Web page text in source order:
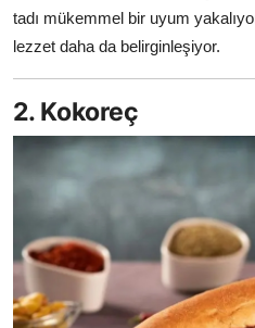
tadı mükemmel bir uyum
lezzet daha da belirginleşiyor.
2. Kokoreç